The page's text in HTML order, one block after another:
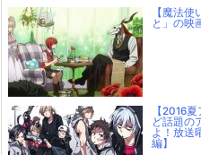
【魔法
と」の映
【2016
ど話題の
よ！放送
編】